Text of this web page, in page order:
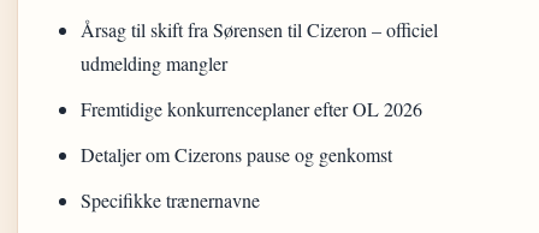
Årsag til skift fra Sørensen til Cizeron – officiel
udmelding mangler
Fremtidige konkurrenceplaner efter OL 2026
Detaljer om Cizerons pause og genkomst
Specifikke trænernavne